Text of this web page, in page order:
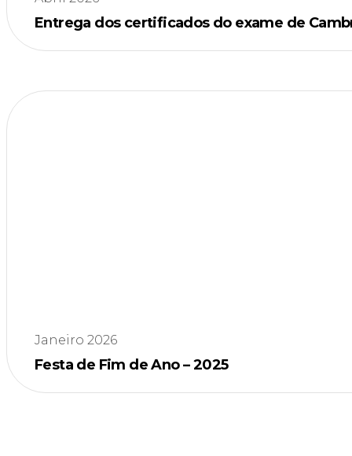
Entrega dos certificados do exame de
Janeiro 2026
Festa de Fim de Ano – 2025